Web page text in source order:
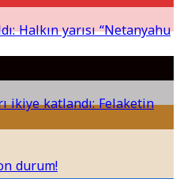
durum!
Halkın yarısı “Netanyahu
ikiye katlandı: Felaketin